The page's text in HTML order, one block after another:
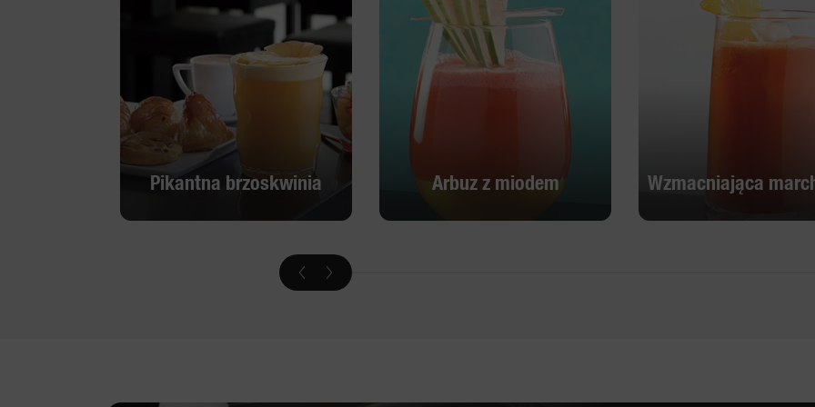
Pikantna brzoskwinia
Pikantna brzoskwinia
Arbuz z miodem Wzmacniająca